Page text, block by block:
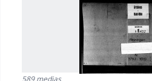
589 medias